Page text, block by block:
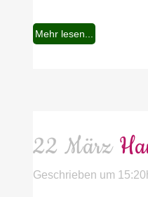
Mehr lesen...
22 März
Geschrieben um